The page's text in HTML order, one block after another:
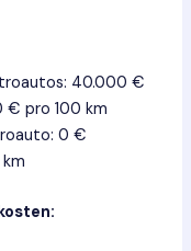
40.000 €
€ pro 100 km
0 €